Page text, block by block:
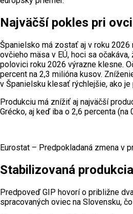
Najväčší pokles pri
Španielsko má zostať aj v roku 2026
ovčieho mäsa v EÚ, hoci sa
polovici roku 2026 výrazne klesne.
percent na 2,3 milióna kusov.
v Španielsku klesať rýchlejšie, ako je
Produkciu má znížiť aj najväčší
Grécko, aj keď iba o 2,6 percenta (na
Eurostat – Predpokladaná zmena v
Stabilizovaná produkcia
Predpoveď GIP hovorí o približne
spracovaných oviec na Slovensku,